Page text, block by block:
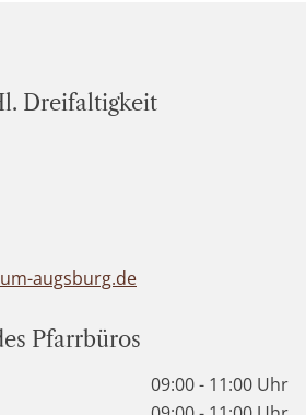
Dreifaltigkeit
augsburg.de
Pfarrbüros
09:00 - 11:00 Uhr